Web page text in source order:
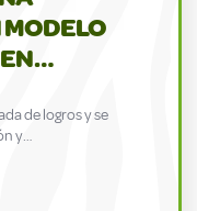
EN…
de logros y se
y…